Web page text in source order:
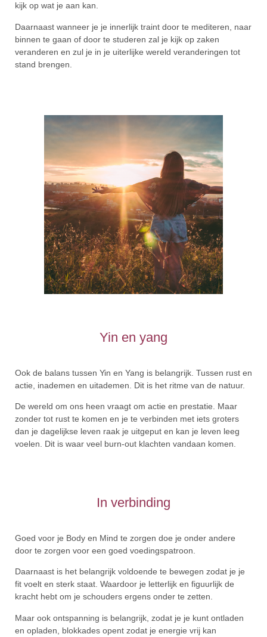
kijk op wat je aan kan.
Daarnaast wanneer je je innerlijk traint door te mediteren, naar
binnen te gaan of door te studeren zal je kijk op zaken
veranderen en zul je in je uiterlijke wereld veranderingen tot
stand brengen.
Yin en yang
Ook de balans tussen Yin en Yang is belangrijk. Tussen rust en
actie, inademen en uitademen. Dit is het ritme van de natuur.
De wereld om ons heen vraagt om actie en prestatie. Maar
zonder tot rust te komen en je te verbinden met iets groters
dan je dagelijkse leven raak je uitgeput en kan je leven leeg
voelen. Dit is waar veel burn-out klachten vandaan komen.
In verbinding
Goed voor je Body en Mind te zorgen doe je onder andere
door te zorgen voor een goed voedingspatroon.
Daarnaast is het belangrijk voldoende te bewegen zodat je je
fit voelt en sterk staat. Waardoor je letterlijk en figuurlijk de
kracht hebt om je schouders ergens onder te zetten.
Maar ook ontspanning is belangrijk, zodat je je kunt ontladen
en opladen, blokkades opent zodat je energie vrij kan